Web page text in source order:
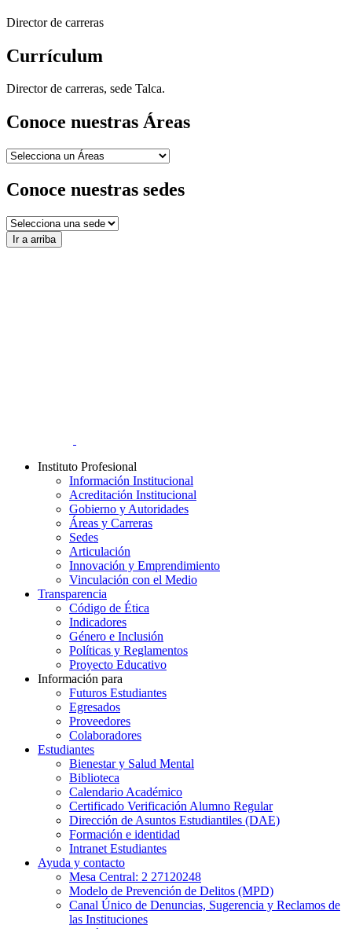
Director de carreras
Currículum
Director de carreras, sede Talca.
Conoce nuestras Áreas
Conoce nuestras sedes
Ir a arriba
Instituto Profesional
Información Institucional
Acreditación Institucional
Gobierno y Autoridades​
Áreas y Carreras
Sedes
Articulación
Innovación y Emprendimiento
Vinculación con el Medio
Transparencia
Código de Ética
Indicadores
Género e Inclusión
Políticas y Reglamentos​
Proyecto Educativo
Información para
Futuros Estudiantes
Egresados
Proveedores
Colaboradores
Estudiantes
Bienestar y Salud Mental
Biblioteca
Calendario Académico
Certificado Verificación Alumno Regular
Dirección de Asuntos Estudiantiles (DAE)
Formación e identidad
Intranet Estudiantes
Ayuda y contacto
Mesa Central: 2 27120248
Modelo de Prevención de Delitos (MPD)
Canal Único de Denuncias, Sugerencia y Reclamos de
las Instituciones